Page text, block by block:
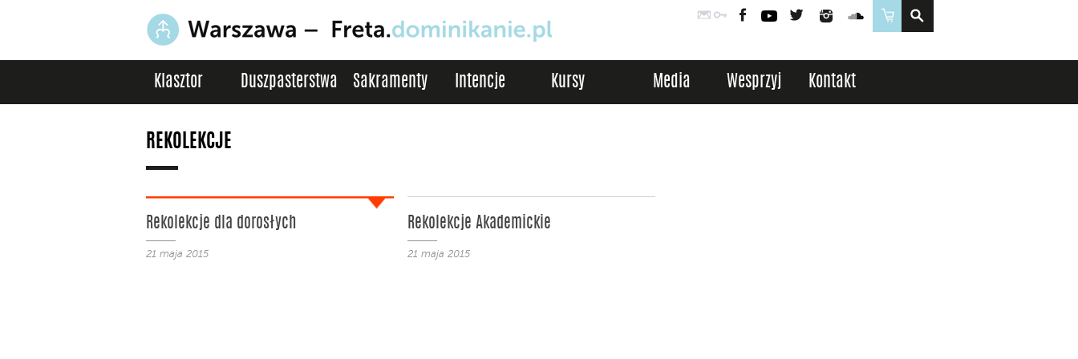
PocztaLogowanie
FacebookYouTubeTwitter InstagramSoundCloud
Sklep
Klasztor Duszpasterstwa Sakramenty Intencje Kursy Media Wesprzyj Kontakt
REKOLEKCJE
Rekolekcje dla dorosłych
21 maja 2015
Rekolekcje Akademickie
21 maja 2015